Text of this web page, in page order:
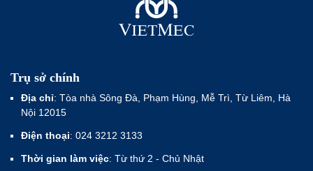
Trụ sở chính
Địa chỉ: Tòa nhà Sông Đà, Phạm Hùng, Mễ Trì, Từ Liêm, Hà
Nội 12015
Điện thoại: 024 3212 3133
Thời gian làm việc: Từ thứ 2 - Chủ Nhật